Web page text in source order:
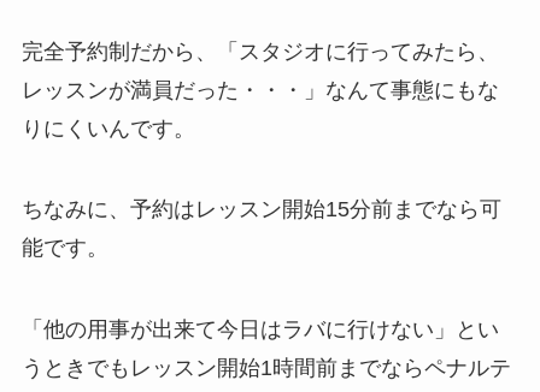
完全予約制だから、
「スタジオに行ってみたら、
レッスンが満員だった・・・」 なんて事態にもな
りにくいんです。
ちなみに、予約はレッスン開始15分前までなら可
能です。
「他の用事が出来て今日はラバに行けない」
とい
うときでもレッスン開始1時間前までならペナルテ